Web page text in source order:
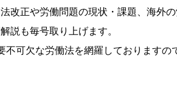
改正や労働問題の現状・課題、海外
説も毎号取り上げます。
可欠な労働法を網羅しております